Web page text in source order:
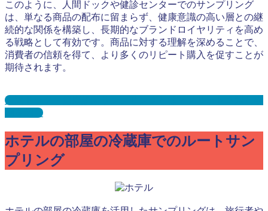
このように、人間ドックや健診センターでのサンプリング
は、単なる商品の配布に留まらず、健康意識の高い層との継
続的な関係を構築し、長期的なブランドロイヤリティを高め
る戦略として有効です。商品に対する理解を深めることで、
消費者の信頼を得て、より多くのリピート購入を促すことが
期待されます。
人間ドック・健康診断サンプリングとは？メリット３選と事
例を紹介
ホテルの部屋の冷蔵庫でのルートサン
プリング